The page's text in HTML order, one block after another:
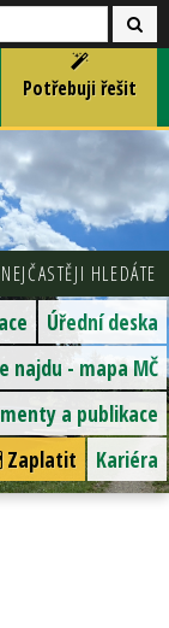
Potřebuji řešit
NEJČASTĚJI HLEDÁTE
Úřední deska
najdu - mapa MČ
a publikace
Kariéra
Zaplatit